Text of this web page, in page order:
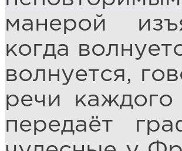
манерой
когда
волнуется,
речи каждого
передаёт